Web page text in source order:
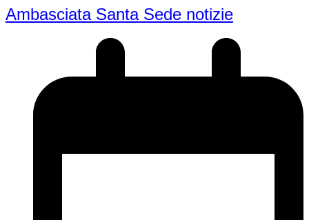
Ambasciata Santa Sede notizie